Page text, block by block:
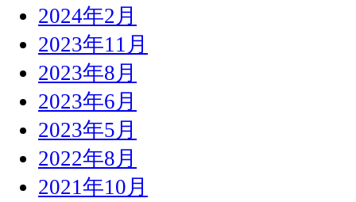
2024年2月
2023年11月
2023年8月
2023年6月
2023年5月
2022年8月
2021年10月